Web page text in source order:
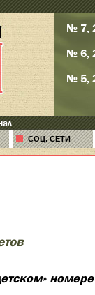
№ 7,
№ 6,
№ 5,
СОЦ. СЕТИ